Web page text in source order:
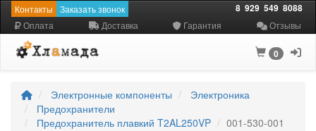
Контакты Заказать звонок 8 929 549 8088
Оплата Доставка Гарантия Отзывы
0
Электронные компоненты
Электроника
Предохранители
Предохранитель плавкий T2AL250VP
001-530-001